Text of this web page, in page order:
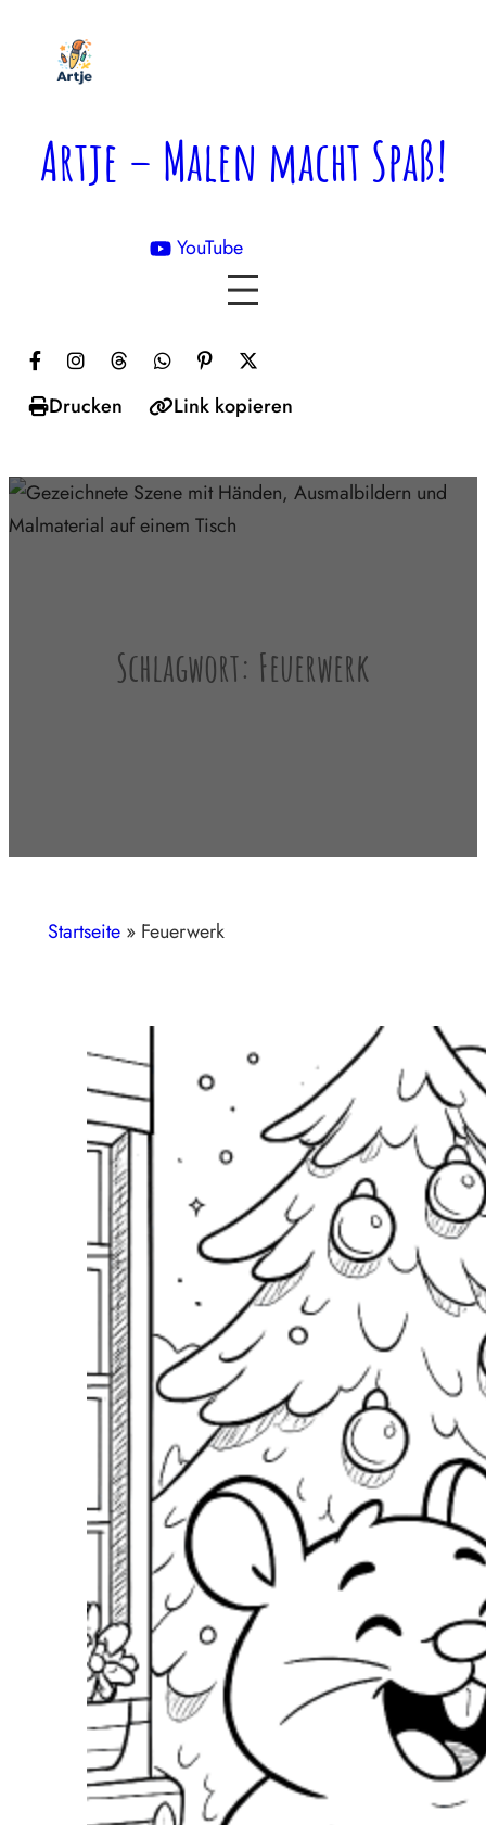
springen
Artje – Malen macht Spaß!
YouTube

Drucken Link kopieren
Schlagwort: Feuerwerk
Startseite » Feuerwerk